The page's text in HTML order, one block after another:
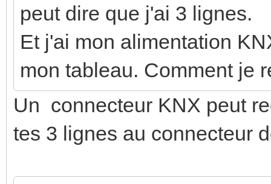
peut dire que j'ai 3 lignes.
Et j'ai mon alimentation
mon tableau. Comment je
Un connecteur KNX peut
tes 3 lignes au connecteur